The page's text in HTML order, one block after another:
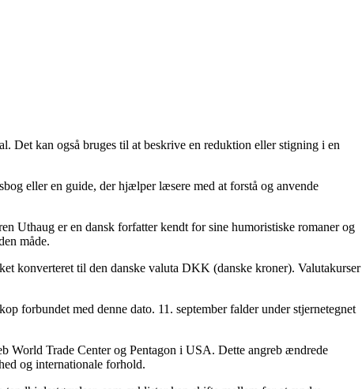
Det kan også bruges til at beskrive en reduktion eller stigning i en
eller en guide, der hjælper læsere med at forstå og anvende
Uthaug er en dansk forfatter kendt for sine humoristiske romaner og
måde.
konverteret til den danske valuta DKK (danske kroner). Valutakurser
forbundet med denne dato. 11. september falder under stjernetegnet
World Trade Center og Pentagon i USA. Dette angreb ændrede
og internationale forhold.